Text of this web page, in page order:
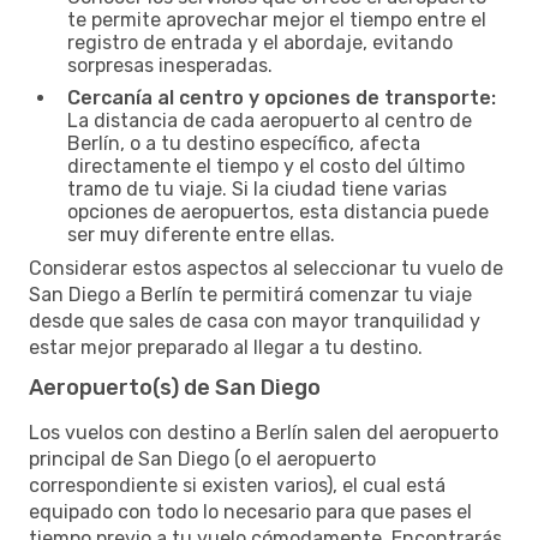
te permite aprovechar mejor el tiempo entre el
registro de entrada y el abordaje, evitando
sorpresas inesperadas.
Cercanía al centro y opciones de transporte:
La distancia de cada aeropuerto al centro de
Berlín, o a tu destino específico, afecta
directamente el tiempo y el costo del último
tramo de tu viaje. Si la ciudad tiene varias
opciones de aeropuertos, esta distancia puede
ser muy diferente entre ellas.
Considerar estos aspectos al seleccionar tu vuelo de
San Diego a Berlín te permitirá comenzar tu viaje
desde que sales de casa con mayor tranquilidad y
estar mejor preparado al llegar a tu destino.
Aeropuerto(s) de San Diego
Los vuelos con destino a Berlín salen del aeropuerto
principal de San Diego (o el aeropuerto
correspondiente si existen varios), el cual está
equipado con todo lo necesario para que pases el